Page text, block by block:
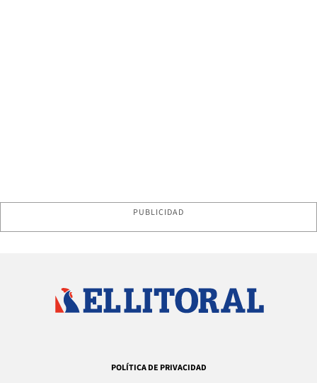
PUBLICIDAD
POLÍTICA DE PRIVACIDAD